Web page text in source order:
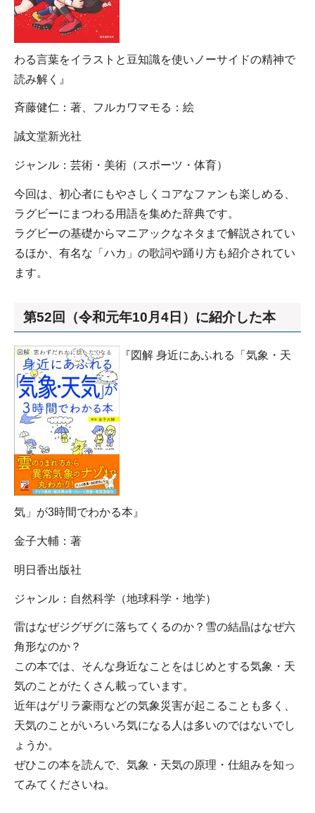
わる言葉をイラストと豆知識を使いノーサイドの精神で
読み解く』
斉藤健仁：著、フルカワマモる：絵
誠文堂新光社
ジャンル：芸術・美術（スポーツ・体育）
今回は、初心者にもやさしくコアなファンも楽しめる、
ラグビーにまつわる用語を集めた辞典です。
ラグビーの基礎からマニアックなネタまで解説されてい
るほか、有名な「ハカ」の歌詞や踊り方も紹介されてい
ます。
第52回（令和元年10月4日）に紹介した本
『図解 身近にあふれる「気象・天
気」が3時間でわかる本』
金子大輔：著
明日香出版社
ジャンル：自然科学（地球科学・地学）
雷はなぜジグザグに落ちてくるのか？雪の結晶はなぜ六
角形なのか？
この本では、そんな身近なことをはじめとする気象・天
気のことがたくさん載っています。
近年はゲリラ豪雨などの気象災害が起こることも多く、
天気のことがいろいろ気になる人は多いのではないでし
ょうか。
ぜひこの本を読んで、気象・天気の原理・仕組みを知っ
てみてくださいね。